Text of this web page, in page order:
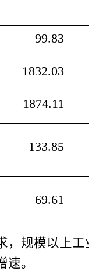
99.83
1832.03
1874.11
133.85
69.61
，规模以上工
。